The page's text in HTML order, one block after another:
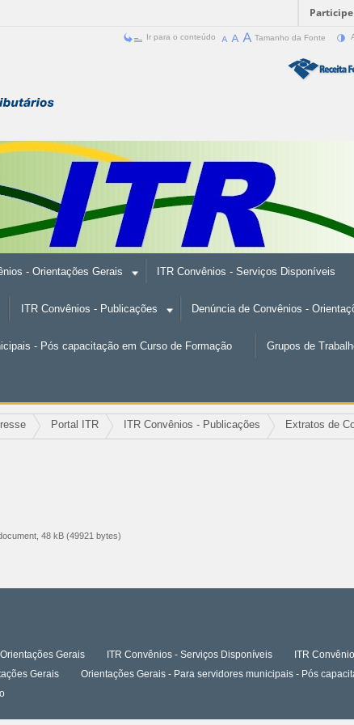
Participe
Ir para o conteúdo Tamanho da Fonte
- Orientações Gerais ITR Convênios - Serviços Disponíveis
ITR Convênios - Publicações Denúncia de Convênios -
- Pós capacitação em Curso de Formação Grupos de
Portal ITR ITR Convênios - Publicações Extratos de
48 kB (49921 bytes)
Gerais ITR Convênios - Serviços Disponíveis ITR
Gerais Orientações Gerais - Para servidores municipais - Pós